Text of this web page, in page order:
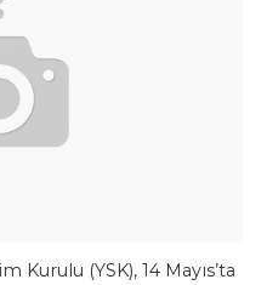
Kurulu (YSK), 14 Mayıs’ta